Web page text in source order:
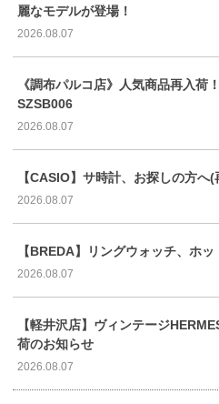
麗なモデルが登場！
2026.08.07
《調布パルコ店》人気商品再入荷
SZSB006
2026.08.07
【CASIO】サ時計、お探しの方へ(
2026.08.07
【BREDA】リングウォッチ、ホッ
2026.08.07
【軽井沢店】ヴィンテージ
荷のお知らせ
2026.08.07